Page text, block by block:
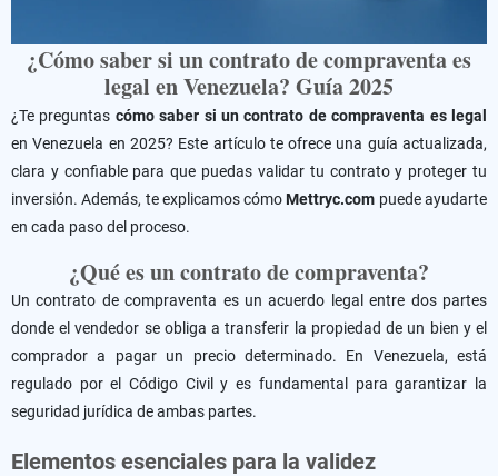
¿Cómo saber si un contrato de compraventa es
legal en Venezuela? Guía 2025
¿Te preguntas cómo saber si un contrato de compraventa es legal
en Venezuela en 2025? Este artículo te ofrece una guía actualizada,
clara y confiable para que puedas validar tu contrato y proteger tu
inversión. Además, te explicamos cómoMettryc.com puede ayudarte
en cada paso del proceso.
¿Qué es un contrato de compraventa?
Un contrato de compraventa es un acuerdo legal entre dos partes
donde el vendedor se obliga a transferir la propiedad de un bien y el
comprador a pagar un precio determinado. En Venezuela, está
regulado por el Código Civil y es fundamental para garantizar la
seguridad jurídica de ambas partes.
Elementos esenciales para la validez